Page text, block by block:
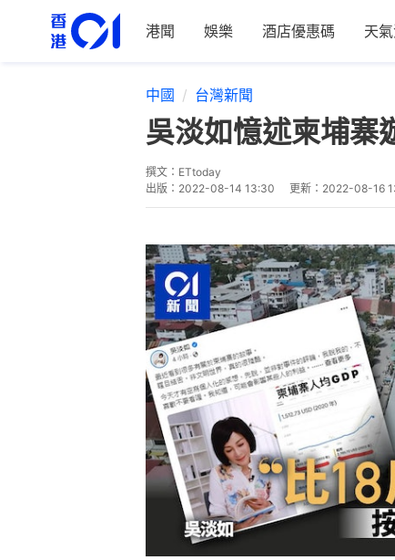
港聞 娛樂 酒店優惠碼 天
中國 台灣新聞
吳淡如憶述柬埔
撰文： ETtoday
出版： 2022-08-14 13:30 更新： 2022-08-16